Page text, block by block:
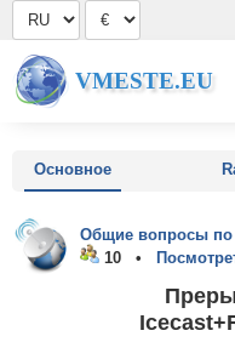
VMESTE.EU
Основное
Общие вопросы по
10 •